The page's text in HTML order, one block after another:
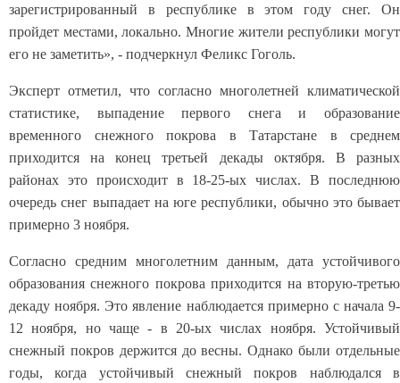
зарегистрированный в республике в этом году снег. Он
пройдет местами, локально. Многие жители республики могут
его не заметить», - подчеркнул Феликс Гоголь.
Эксперт отметил, что согласно многолетней климатической
статистике, выпадение первого снега и образование
временного снежного покрова в Татарстане в среднем
приходится на конец третьей декады октября. В разных
районах это происходит в 18-25-ых числах. В последнюю
очередь снег выпадает на юге республики, обычно это бывает
примерно 3 ноября.
Согласно средним многолетним данным, дата устойчивого
образования снежного покрова приходится на вторую-третью
декаду ноября. Это явление наблюдается примерно с начала 9-
12 ноября, но чаще - в 20-ых числах ноября. Устойчивый
снежный покров держится до весны. Однако были отдельные
годы, когда устойчивый снежный покров наблюдался в